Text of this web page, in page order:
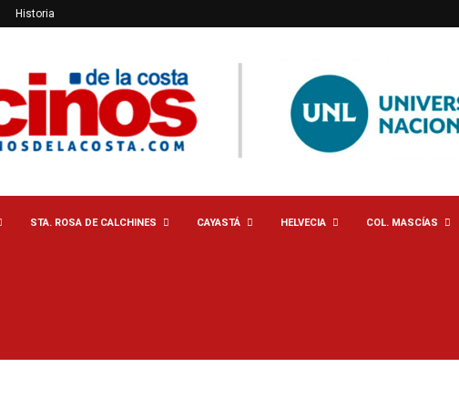
Historia
STA. ROSA DE CALCHINES CAYASTÁ HELVECIA COL. MASCÍAS